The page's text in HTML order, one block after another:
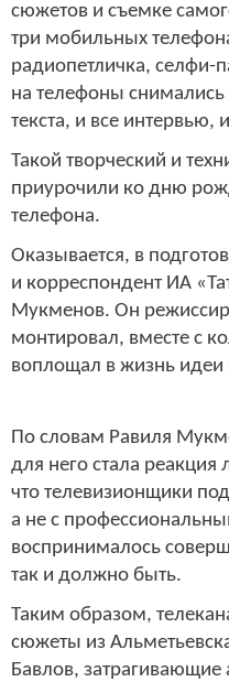
сюжетов и съемке
три мобильных
радиопетличка, селфи-
на телефоны снимались
текста, и все интервью,
Такой творческий и
приурочили ко дню
телефона.
Оказывается, в
и корреспондент ИА
Мукменов. Он
монтировал, вместе с
воплощал в жизнь идеи
По словам Равиля
для него стала
что телевизионщики
а не с
воспринималось
так и должно быть.
Таким образом,
сюжеты из
Бавлов,